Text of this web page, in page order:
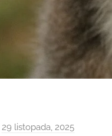
29 listopada, 2025